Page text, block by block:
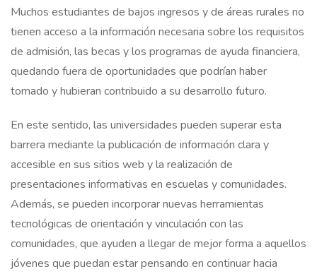
Muchos estudiantes de bajos ingresos y de áreas rurales no
tienen acceso a la información necesaria sobre los requisitos
de admisión, las becas y los programas de ayuda financiera,
quedando fuera de oportunidades que podrían haber
tomado y hubieran contribuido a su desarrollo futuro.
En este sentido, las universidades pueden superar esta
barrera mediante la publicación de información clara y
accesible en sus sitios web y la realización de
presentaciones informativas en escuelas y comunidades.
Además, se pueden incorporar nuevas herramientas
tecnológicas de orientación y vinculación con las
comunidades, que ayuden a llegar de mejor forma a aquellos
jóvenes que puedan estar pensando en continuar hacia